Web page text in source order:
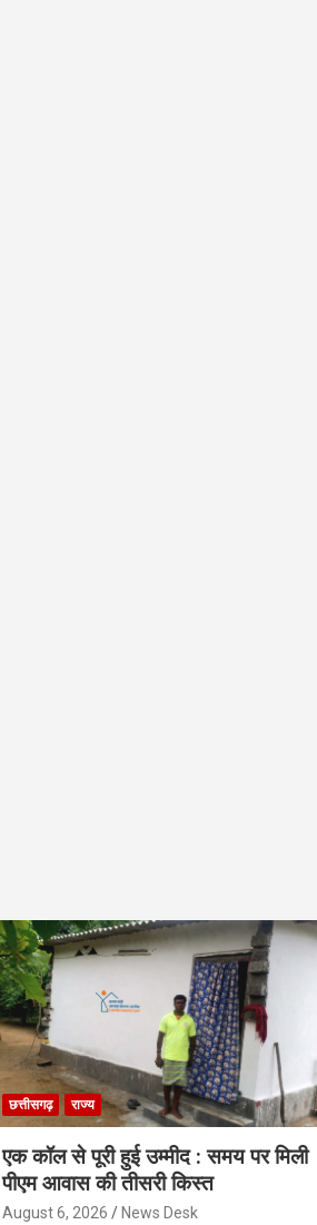
छत्तीसगढ़ राज्य
एक कॉल से पूरी हुई उम्मीद : समय पर मिली
पीएम आवास की तीसरी किस्त
August 6, 2026 News Desk